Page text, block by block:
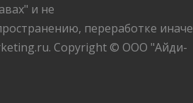
и не
переработке иначе
Copyright © ООО "Айди-